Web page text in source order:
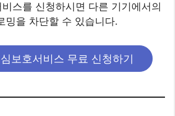
스를 신청하시면 다른 기기에서의
밍을 차단할 수 있습니다.
보호서비스 무료 신청하기